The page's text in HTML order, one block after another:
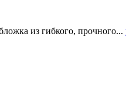
из гибкого, прочного...